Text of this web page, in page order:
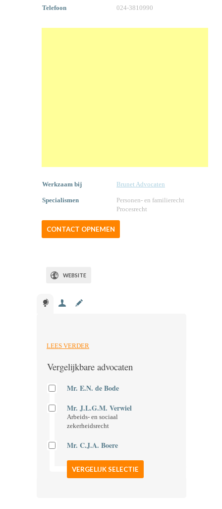
Telefoon 024-3810990
Werkzaam bij Brunet Advocaten
Specialismen
Personen- en familierecht
Procesrecht
CONTACT OPNEMEN
WEBSITE
LEES VERDER
Vergelijkbare advocaten
Mr. E.N. de Bode
Mr. J.L.G.M. Verwiel
Arbeids- en sociaal
zekerheidsrecht
Mr. C.J.A. Boere
VERGELIJK SELECTIE